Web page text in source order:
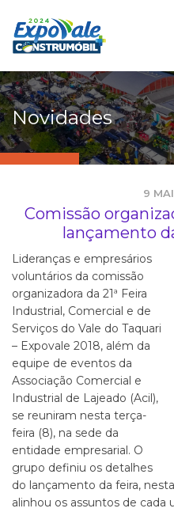
Novidades
9
Comissão
lançamento
Lideranças e empresários
voluntários da comissão
organizadora da 21ª Feira
Industrial, Comercial e de
Serviços do Vale do Taquari
– Expovale 2018, além da
equipe de eventos da
Associação Comercial e
Industrial de Lajeado (Acil),
se reuniram nesta terça-
feira (8), na sede da
entidade empresarial. O
grupo definiu os detalhes
do lançamento da feira,
alinhou os assuntos de cada